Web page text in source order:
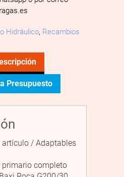
Hidráulico, Recambios
Presupuesto
artículo / Adaptables
primario completo